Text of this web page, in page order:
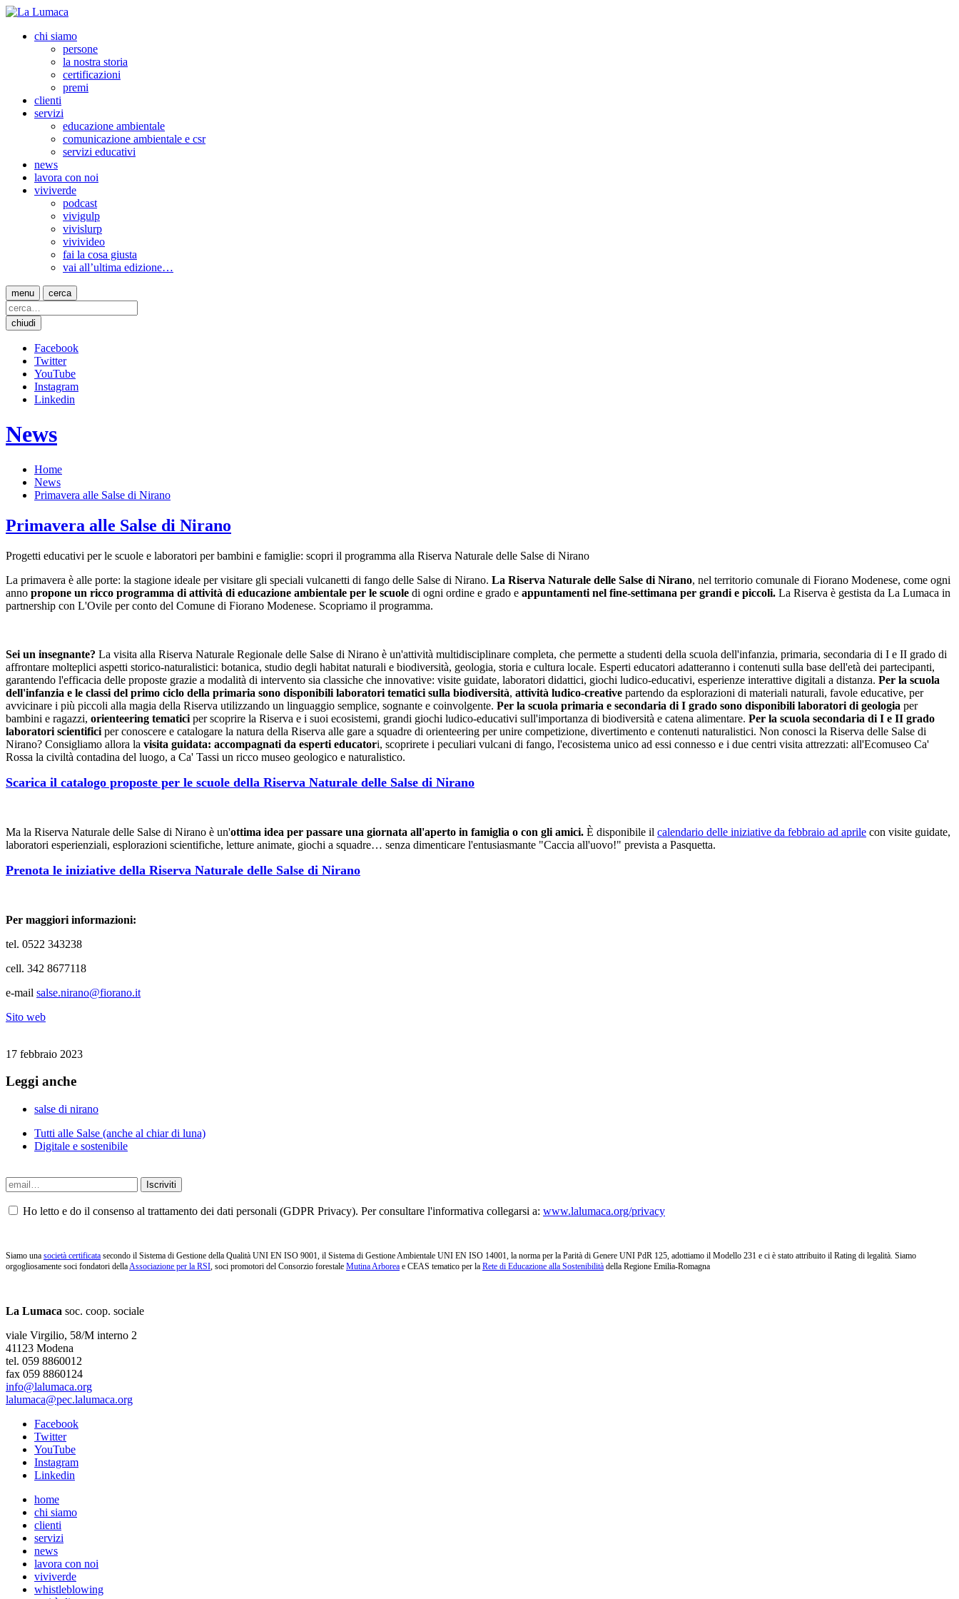
chi siamo
persone
la nostra storia
certificazioni
premi
clienti
servizi
educazione ambientale
comunicazione ambientale e csr
servizi educativi
news
lavora con noi
viviverde
podcast
vivigulp
vivislurp
vivivideo
fai la cosa giusta
vai all’ultima edizione…
menu cerca
chiudi
Facebook
Twitter
YouTube
Instagram
Linkedin
News
Home
News
Primavera alle Salse di Nirano
Primavera alle Salse di Nirano
Progetti educativi per le scuole e laboratori per bambini e famiglie: scopri il programma alla Riserva Naturale delle Salse di Nirano
La primavera è alle porte: la stagione ideale per visitare gli speciali vulcanetti di fango delle Salse di Nirano. La Riserva Naturale delle Salse di Nirano, nel territorio comunale di Fiorano Modenese, come ogni
anno propone un ricco programma di attività di educazione ambientale per le scuole di ogni ordine e grado e appuntamenti nel fine-settimana per grandi e piccoli. La Riserva è gestista da La Lumaca in
partnership con L'Ovile per conto del Comune di Fiorano Modenese. Scopriamo il programma.
Sei un insegnante? La visita alla Riserva Naturale Regionale delle Salse di Nirano è un'attività multidisciplinare completa, che permette a studenti della scuola dell'infanzia, primaria, secondaria di I e II grado di
affrontare molteplici aspetti storico-naturalistici: botanica, studio degli habitat naturali e biodiversità, geologia, storia e cultura locale. Esperti educatori adatteranno i contenuti sulla base dell'età dei partecipanti,
garantendo l'efficacia delle proposte grazie a modalità di intervento sia classiche che innovative: visite guidate, laboratori didattici, giochi ludico-educativi, esperienze interattive digitali a distanza. Per la scuola
dell'infanzia e le classi del primo ciclo della primaria sono disponibili laboratori tematici sulla biodiversità, attività ludico-creative partendo da esplorazioni di materiali naturali, favole educative, per
avvicinare i più piccoli alla magia della Riserva utilizzando un linguaggio semplice, sognante e coinvolgente. Per la scuola primaria e secondaria di I grado sono disponibili laboratori di geologia per
bambini e ragazzi, orienteering tematici per scoprire la Riserva e i suoi ecosistemi, grandi giochi ludico-educativi sull'importanza di biodiversità e catena alimentare. Per la scuola secondaria di I e II grado
laboratori scientifici per conoscere e catalogare la natura della Riserva alle gare a squadre di orienteering per unire competizione, divertimento e contenuti naturalistici. Non conosci la Riserva delle Salse di
Nirano? Consigliamo allora la visita guidata: accompagnati da esperti educatori, scoprirete i peculiari vulcani di fango, l'ecosistema unico ad essi connesso e i due centri visita attrezzati: all'Ecomuseo Ca'
Rossa la civiltà contadina del luogo, a Ca' Tassi un ricco museo geologico e naturalistico.
Scarica il catalogo proposte per le scuole della Riserva Naturale delle Salse di Nirano
Ma la Riserva Naturale delle Salse di Nirano è un'ottima idea per passare una giornata all'aperto in famiglia o con gli amici. È disponibile il calendario delle iniziative da febbraio ad aprile con visite guidate,
laboratori esperienziali, esplorazioni scientifiche, letture animate, giochi a squadre… senza dimenticare l'entusiasmante "Caccia all'uovo!" prevista a Pasquetta.
Prenota le iniziative della Riserva Naturale delle Salse di Nirano
Per maggiori informazioni:
tel. 0522 343238
cell. 342 8677118
e-mail salse.nirano@fiorano.it
Sito web
17 febbraio 2023
Leggi anche
salse di nirano
Tutti alle Salse (anche al chiar di luna)
Digitale e sostenibile
Ho letto e do il consenso al trattamento dei dati personali (GDPR Privacy). Per consultare l'informativa collegarsi a: www.lalumaca.org/privacy
Siamo una società certificata secondo il Sistema di Gestione della Qualità UNI EN ISO 9001, il Sistema di Gestione Ambientale UNI EN ISO 14001, la norma per la Parità di Genere UNI PdR 125, adottiamo il Modello 231 e ci è stato attribuito il Rating di legalità. Siamo
orgogliosamente soci fondatori dellaAssociazione per la RSI, soci promotori del Consorzio forestale Mutina Arborea e CEAS tematico per la Rete di Educazione alla Sostenibilità della Regione Emilia-Romagna
La Lumaca soc. coop. sociale
viale Virgilio, 58/M interno 2
41123 Modena
tel. 059 8860012
fax 059 8860124
info@lalumaca.org
lalumaca@pec.lalumaca.org
Facebook
Twitter
YouTube
Instagram
Linkedin
home
chi siamo
clienti
servizi
news
lavora con noi
viviverde
whistleblowing